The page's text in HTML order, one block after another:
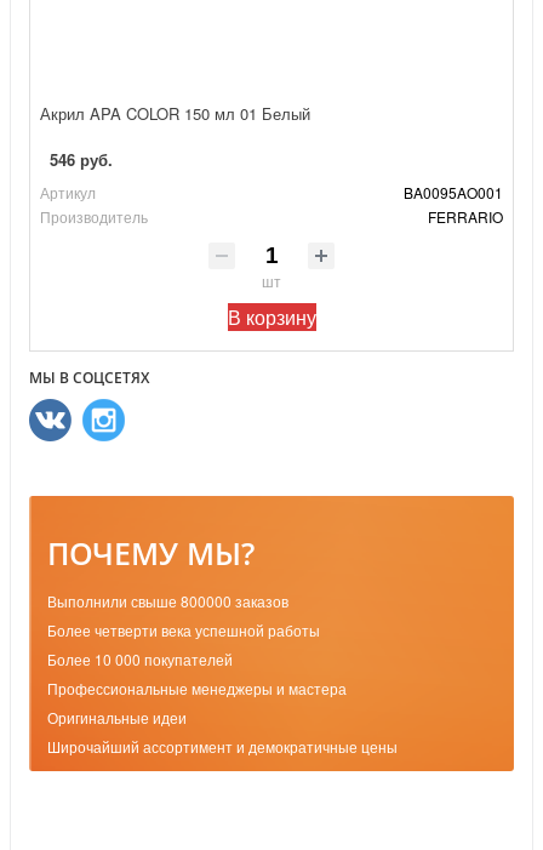
Акрил APA COLOR 150 мл 01 Белый
546 руб.
Артикул
BA0095AO001
Производитель
FERRARIO
шт
В корзину
МЫ В СОЦСЕТЯХ
ПОЧЕМУ МЫ?
Выполнили свыше 800000 заказов
Более четверти века успешной работы
Более 10 000 покупателей
Профессиональные менеджеры и мастера
Оригинальные идеи
Широчайший ассортимент и демократичные цены